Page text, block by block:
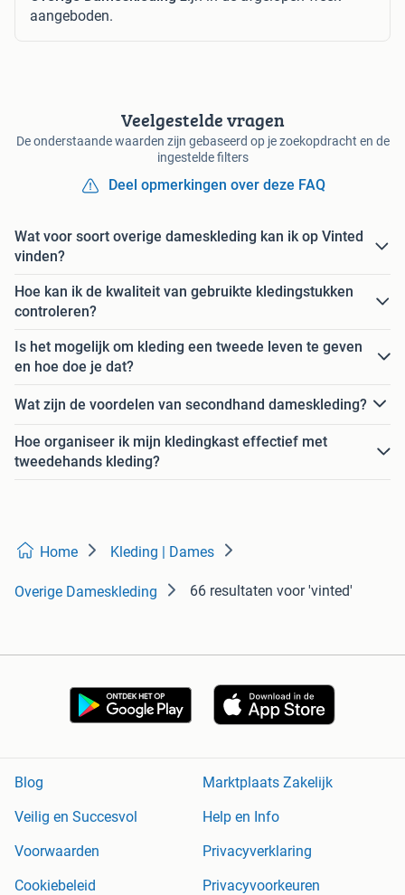
aangeboden.
Veelgestelde vragen
De onderstaande waarden zijn gebaseerd op je zoekopdracht en de
ingestelde filters
Deel opmerkingen over deze FAQ
Wat voor soort overige dameskleding kan ik op Vinted
vinden?
Hoe kan ik de kwaliteit van gebruikte kledingstukken
controleren?
Is het mogelijk om kleding een tweede leven te geven
en hoe doe je dat?
Wat zijn de voordelen van secondhand dameskleding?
Hoe organiseer ik mijn kledingkast effectief met
tweedehands kleding?
Home Kleding | Dames
Overige Dameskleding 66 resultaten voor 'vinted'
Blog
Marktplaats Zakelijk
Veilig en Succesvol
Help en Info
Voorwaarden
Privacyverklaring
Cookiebeleid
Privacyvoorkeuren